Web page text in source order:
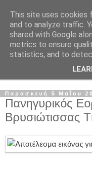
Παρασκευή 5 Μαΐου
Πανηγυρικός
Βρυσιώτισσας
This site uses cookies
and to analyze traffic.
shared with Google
metrics to ensure
statistics, and to